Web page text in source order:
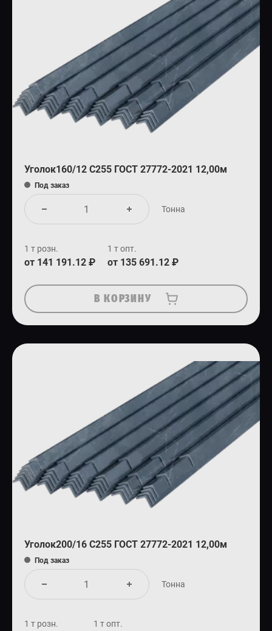
Уголок160/12 С255 ГОСТ 27772-2021 12,00м
Под заказ
Тонна
1 т розн.
от 141 191.12 ₽
1 т опт.
от 135 691.12 ₽
В КОРЗИНУ
Уголок200/16 С255 ГОСТ 27772-2021 12,00м
Под заказ
Тонна
1 т розн. 1 т опт.